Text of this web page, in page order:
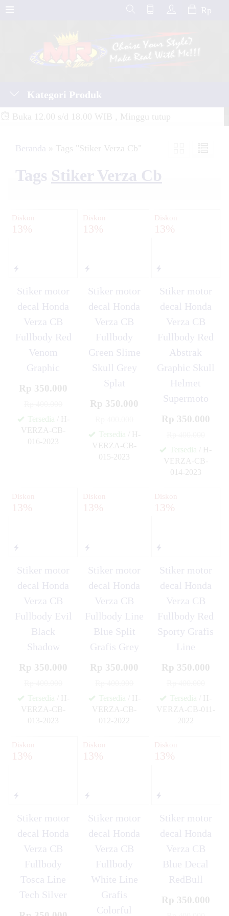
Rp
Kategori Produk
Buka 12.00 s/d 18.00 WIB , Minggu tutup
Beranda » Tags "Stiker Verza Cb"
Tags Stiker Verza Cb
Diskon
13%
Stiker motor
decal Honda
Verza CB
Fullbody Red
Venom
Graphic
Rp 350.000
Tersedia / H-
VERZA-CB-
016-2023
Diskon
13%
Stiker motor
decal Honda
Verza CB
Fullbody
Green Slime
Skull Grey
Splat
Rp 350.000
Tersedia / H-
VERZA-CB-
015-2023
Diskon
13%
Stiker motor
decal Honda
Verza CB
Fullbody Red
Abstrak
Graphic Skull
Helmet
Supermoto
Rp 350.000
Tersedia / H-
VERZA-CB-
014-2023
Diskon
13%
Stiker motor
decal Honda
Verza CB
Fullbody Evil
Black
Shadow
Rp 350.000
Tersedia / H-
VERZA-CB-
013-2023
Diskon
13%
Stiker motor
decal Honda
Verza CB
Fullbody Line
Blue Split
Grafis Grey
Rp 350.000
Tersedia / H-
VERZA-CB-
012-2022
Diskon
13%
Stiker motor
decal Honda
Verza CB
Fullbody Red
Sporty Grafis
Line
Rp 350.000
Tersedia / H-
VERZA-CB-011-
2022
Diskon
13%
Stiker motor
decal Honda
Verza CB
Fullbody
Tosca Line
Tech Silver
Diskon
13%
Stiker motor
decal Honda
Verza CB
Fullbody
White Line
Grafis
Colorful
Diskon
13%
Stiker motor
decal Honda
Verza CB
Blue Decal
RedBull
Rp 350.000